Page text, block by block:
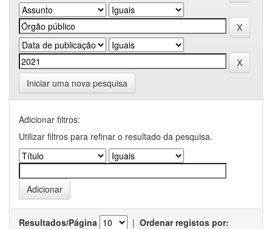
Iniciar uma nova pesquisa
Adicionar filtros:
Utilizar filtros para refinar o resultado da pesquisa.
Resultados/Página | Ordenar registos por: